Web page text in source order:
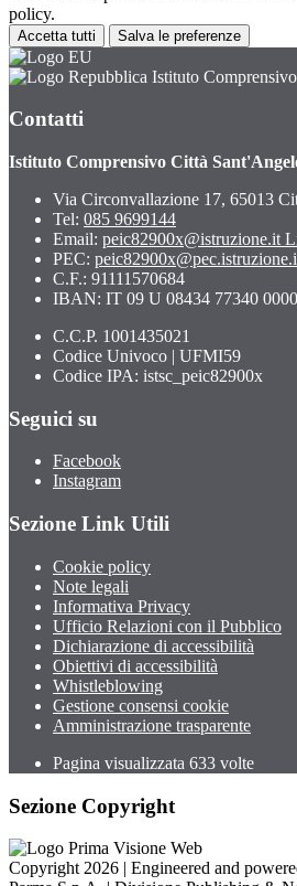
policy.
Accetta tutti Salva le preferenze
Istituto
Contatti
Istituto Comprensivo Città
Via Circonvallazione 17, 65013
Tel: 085 9699144
Email: peic82900x@istruzione.it
PEC:
C.F.: 91111570684
IBAN: IT 09 U 08434 77340
C.C.P. 1001435021
Codice Univoco | UFMI59
Codice IPA: istsc_peic82900x
Seguici su
Facebook
Instagram
Sezione Link Utili
Cookie policy
Note legali
Informativa Privacy
Ufficio Relazioni con il Pubblico
Dichiarazione di accessibilità
Obiettivi di accessibilità
Whistleblowing
Gestione consensi cookie
Amministrazione trasparente
Pagina visualizzata 633 volte
Sezione Copyright
Copyright 2026 | Engineered and